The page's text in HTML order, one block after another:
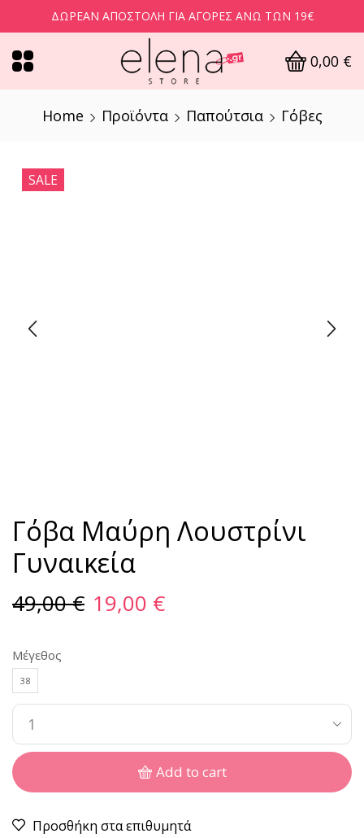
ΔΩΡΕΆΝ ΑΠΟΣΤΟΛΉ ΓΙΑ ΑΓΟΡΈΣ ΆΝΩ ΤΩΝ 19€
0,00 €
Home Προϊόντα Παπούτσια Γόβες
SALE
Γόβα Μαύρη Λουστρίνι
Γυναικεία
49,00€ 19,00 €
Μέγεθος
38
Add to cart
Προσθήκη στα επιθυμητά